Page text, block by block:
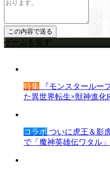
ゲームを探す
特集 『モンスタールー
た異世界転生×獣神進化
コラボ ついに虎王＆影
で「魔神英雄伝ワタル